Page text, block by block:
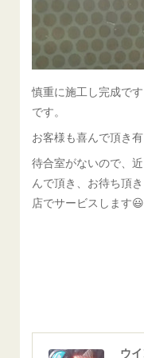
慎重に施工し完成で
です。
お客様も喜んで頂き
待合室がないので、
んで頂き、お待ち頂
店でサービスします